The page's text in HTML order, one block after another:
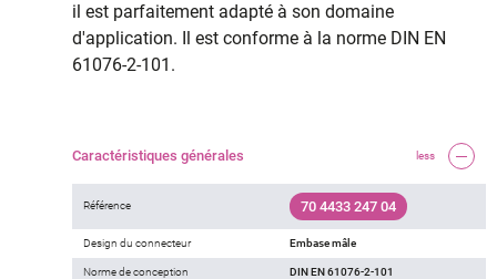
il est parfaitement adapté à son domaine
d'application. Il est conforme à la norme DIN EN
61076-2-101.
Caractéristiques générales less
Référence 70 4433 247 04
Design du connecteur Embase mâle
Norme de conception DIN EN 61076-2-101